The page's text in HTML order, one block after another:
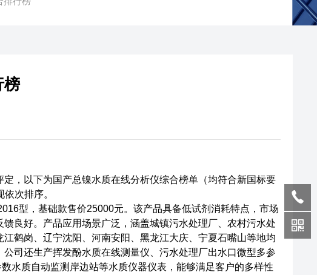
榜​
，以下为国产总镍水质在线分析仪综合榜单（均符合新国标要
次排序。
型，基础款售价25000元。该产品具备低试剂消耗特点，市场
良好。产品应用场景广泛，涵盖城镇污水处理厂、农村污水处
鹤岗、辽宁沈阳、河南安阳、黑龙江大庆、宁夏石嘴山等地均
司还生产挥发酚水质在线测量仪、污水处理厂出水口微型多参
水质自动监测岸边站等水质仪器仪表，能够满足客户的多样性